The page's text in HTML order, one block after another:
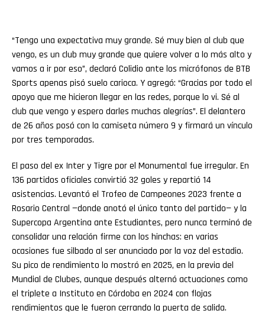
“Tengo una expectativa muy grande. Sé muy bien al club que
vengo, es un club muy grande que quiere volver a lo más alto y
vamos a ir por eso”, declaró Colidio ante los micrófonos de BTB
Sports apenas pisó suelo carioca. Y agregó: “Gracias por todo el
apoyo que me hicieron llegar en las redes, porque lo vi. Sé al
club que vengo y espero darles muchas alegrías”. El delantero
de 26 años posó con la camiseta número 9 y firmará un vínculo
por tres temporadas.
El paso del ex Inter y Tigre por el Monumental fue irregular. En
136 partidos oficiales convirtió 32 goles y repartió 14
asistencias. Levantó el Trofeo de Campeones 2023 frente a
Rosario Central —donde anotó el único tanto del partido— y la
Supercopa Argentina ante Estudiantes, pero nunca terminó de
consolidar una relación firme con los hinchas: en varias
ocasiones fue silbado al ser anunciado por la voz del estadio.
Su pico de rendimiento lo mostró en 2025, en la previa del
Mundial de Clubes, aunque después alternó actuaciones como
el triplete a Instituto en Córdoba en 2024 con flojas
rendimientos que le fueron cerrando la puerta de salida.